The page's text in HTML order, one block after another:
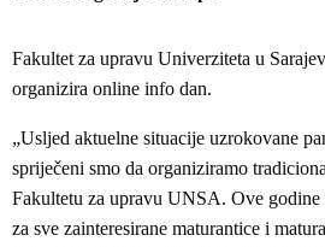
Fakultet za upravu Univerziteta u
organizira online info dan.
„Usljed aktuelne situacije uzrokovane
spriječeni smo da organiziramo
Fakultetu za upravu UNSA. Ove
za sve zainteresirane maturantice i